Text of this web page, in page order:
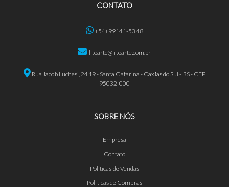
CONTATO
(54) 99141-5348
litoarte@litoarte.com.br
Rua Jacob Luchesi, 2419 - Santa Catarina - Caxias do Sul - RS - CEP
95032-000
SOBRE NÓS
Empresa
Contato
Políticas de Vendas
Políticas de Compras